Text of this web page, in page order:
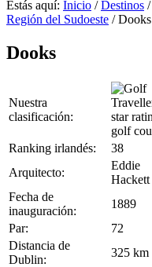
Estás aquí: Inicio / Destinos /
Región del Sudoeste /Dooks
Dooks
Nuestra
clasificación:
Ranking irlandés:
38
Arquitecto:
Eddie
Hackett
Fecha de
inauguración:
1889
Par:
72
Distancia de
Dublin:
325 km